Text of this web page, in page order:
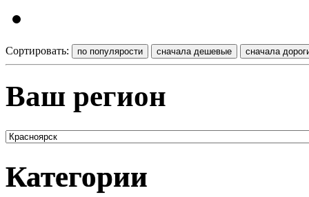
Сортировать:
Ваш регион
Категории